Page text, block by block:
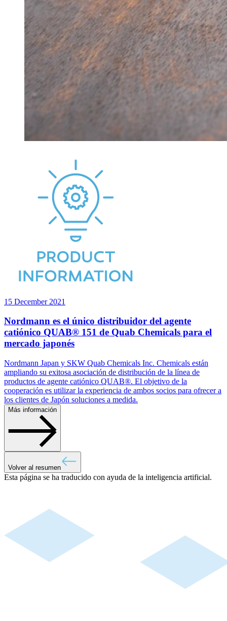
15 December 2021
Nordmann es el único distribuidor del agente
catiónico QUAB® 151 de Quab Chemicals para el
mercado japonés
Nordmann Japan y SKW Quab Chemicals Inc. Chemicals están
ampliando su exitosa asociación de distribución de la línea de
productos de agente catiónico QUAB®. El objetivo de la
cooperación es utilizar la experiencia de ambos socios para ofrecer a
los clientes de Japón soluciones a medida.
Más información
Volver al resumen
Esta página se ha traducido con ayuda de la inteligencia artificial.